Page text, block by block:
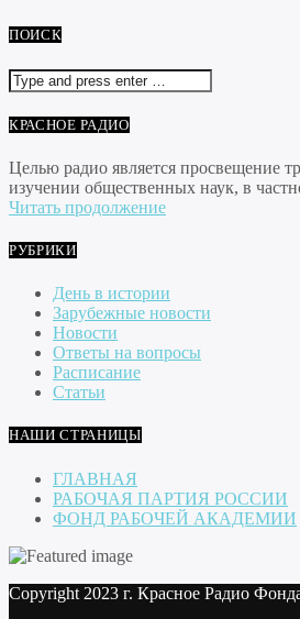
ПОИСК
КРАСНОЕ РАДИО
Целью радио является просвещение
изучении общественных наук, в
Читать продолжение
РУБРИКИ
День в истории
Зарубежные новости
Новости
Ответы на вопросы
Расписание
Статьи
НАШИ СТРАНИЦЫ
ГЛАВНАЯ
РАБОЧАЯ ПАРТИЯ РОССИИ
ФОНД РАБОЧЕЙ АКАДЕМИИ
Copyright 2023 г. Красное Радио